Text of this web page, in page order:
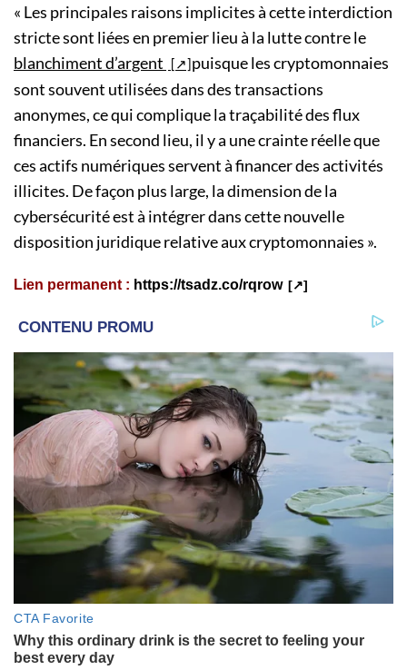
« Les principales raisons implicites à cette interdiction
stricte sont liées en premier lieu à la lutte contre le
blanchiment d’argent
puisque les cryptomonnaies
sont souvent utilisées dans des transactions
anonymes, ce qui complique la traçabilité des flux
financiers. En second lieu, il y a une crainte réelle que
ces actifs numériques servent à financer des activités
illicites. De façon plus large, la dimension de la
cybersécurité est à intégrer dans cette nouvelle
disposition juridique relative aux cryptomonnaies ».
Lien permanent : https://tsadz.co/rqrow